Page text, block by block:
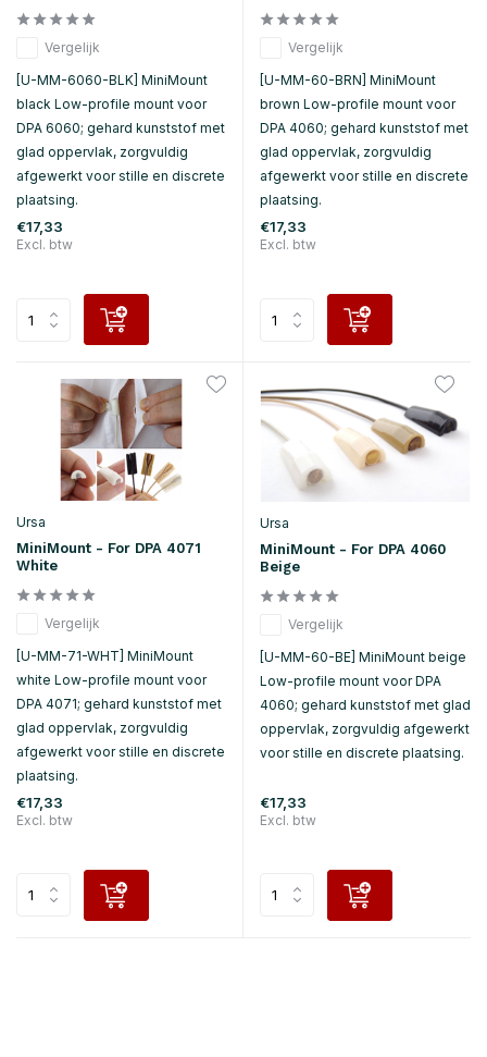
Vergelijk
[U-MM-6060-BLK] MiniMount
black Low-profile mount voor
DPA 6060; gehard kunststof met
glad oppervlak, zorgvuldig
afgewerkt voor stille en discrete
plaatsing.
€17,33
Excl. btw
Vergelijk
[U-MM-60-BRN] MiniMount
brown Low-profile mount voor
DPA 4060; gehard kunststof met
glad oppervlak, zorgvuldig
afgewerkt voor stille en discrete
plaatsing.
€17,33
Excl. btw
Ursa
MiniMount - For DPA 4071
White
Vergelijk
[U-MM-71-WHT] MiniMount
white Low-profile mount voor
DPA 4071; gehard kunststof met
glad oppervlak, zorgvuldig
afgewerkt voor stille en discrete
plaatsing.
€17,33
Excl. btw
Ursa
MiniMount - For DPA 4060
Beige
Vergelijk
[U-MM-60-BE] MiniMount beige
Low-profile mount voor DPA
4060; gehard kunststof met glad
oppervlak, zorgvuldig afgewerkt
voor stille en discrete plaatsing.
€17,33
Excl. btw